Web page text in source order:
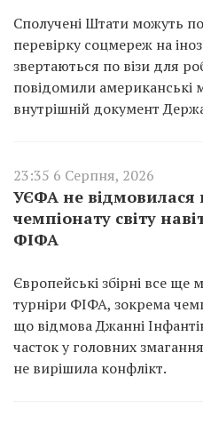
Сполучені Штати можуть
перевірку соцмереж на
звертаються по візи для
повідомили американські
внутрішній документ
23:35 6 Серпня, 2026
УЄФА не відмовилася
чемпіонату світу
ФІФА
Європейські збірні все ще
турніри ФІФА, зокрема
що відмова Джанні
часток у головних
не вирішила конфлікт.